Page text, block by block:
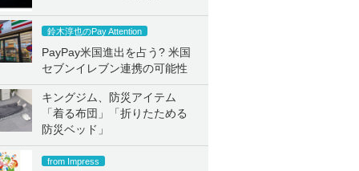
鈴木淳也のPay Attention
PayPay米国進出を占う? 米国
セブンイレブン連携の可能性
キングジム、防災アイテム
「着る布団」「折りたためる
防災ベッド」
from Impress